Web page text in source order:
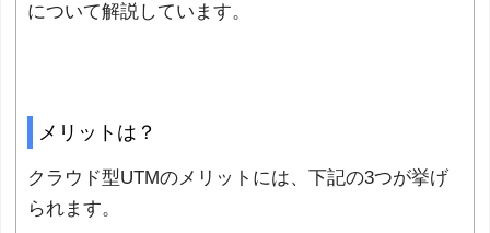
について解説しています。
メリットは？
クラウド型UTMのメリットには、下記の3つが挙げ
られます。